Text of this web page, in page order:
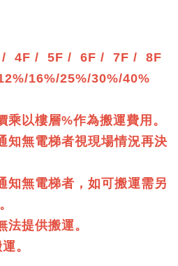
/ 5F / 6F / 7F / 8F
16%/25%/30%/40%
以樓層%作為搬運費用。
無電梯者視現場情況再決
無電梯者，如可搬運需另
提供搬運。
。